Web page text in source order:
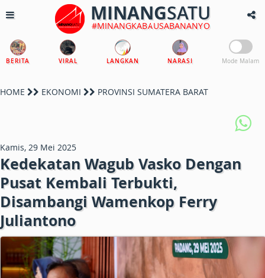
MINANGSATU
#MINANGKABAUSABANANYO
BERITA VIRAL LANGKAN NARASI Mode Malam
HOME EKONOMI PROVINSI SUMATERA BARAT
Kamis, 29 Mei 2025
Kedekatan Wagub Vasko Dengan
Pusat Kembali Terbukti,
Disambangi Wamenkop Ferry
Juliantono